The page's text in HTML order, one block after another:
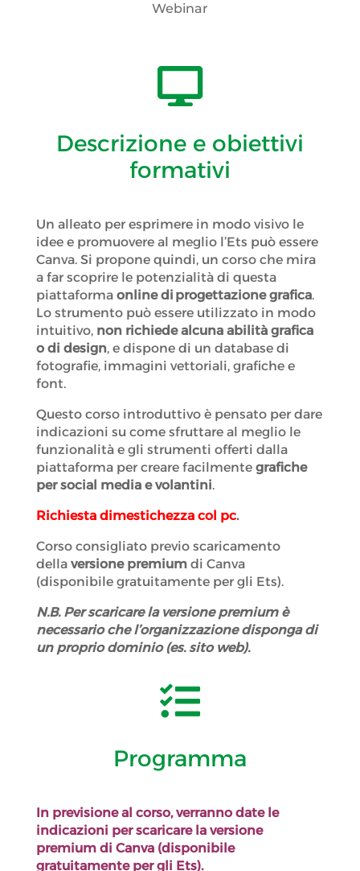
Webinar

Descrizione e obiettivi
formativi
Un alleato per esprimere in modo visivo le
idee e promuovere al meglio l’Ets può essere
Canva. Si propone quindi, un corso che mira
a far scoprire le potenzialità di questa
piattaformaonline di progettazione grafica.
Lo strumento può essere utilizzato in modo
intuitivo, non richiede alcuna abilità grafica
o di design, e dispone di un database di
fotografie, immagini vettoriali, grafiche e
font.
Questo corso introduttivo è pensato per dare
indicazioni su come sfruttare al meglio le
funzionalità e gli strumenti offerti dalla
piattaforma per creare facilmentegrafiche
per social media e volantini.
Richiesta dimestichezza col pc.
Corso consigliato previo scaricamento
della versione premiumdi Canva
(disponibile gratuitamente per gli Ets).
N.B. Per scaricare la versione premium è
necessario che l’organizzazione disponga di
un proprio dominio (es. sito web).

Programma
In previsione al corso, verranno date le
indicazioni per scaricare la versione
premium di Canva (disponibile
gratuitamente per gli Ets).